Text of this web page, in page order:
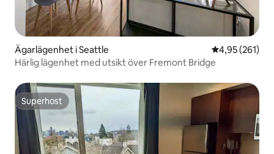
Ägarlägenhet i Seattle 4,95 av 5 i
4,95 (261)
Härlig lägenhet med utsikt över Fremont Bridge
Superhost
Superhost